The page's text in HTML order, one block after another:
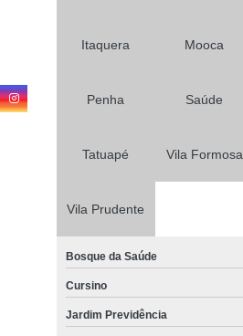
Itaquera Mooca
Penha Saúde
Tatuapé Vila Formosa
Vila Prudente
Bosque da Saúde
Cursino
Jardim Previdência